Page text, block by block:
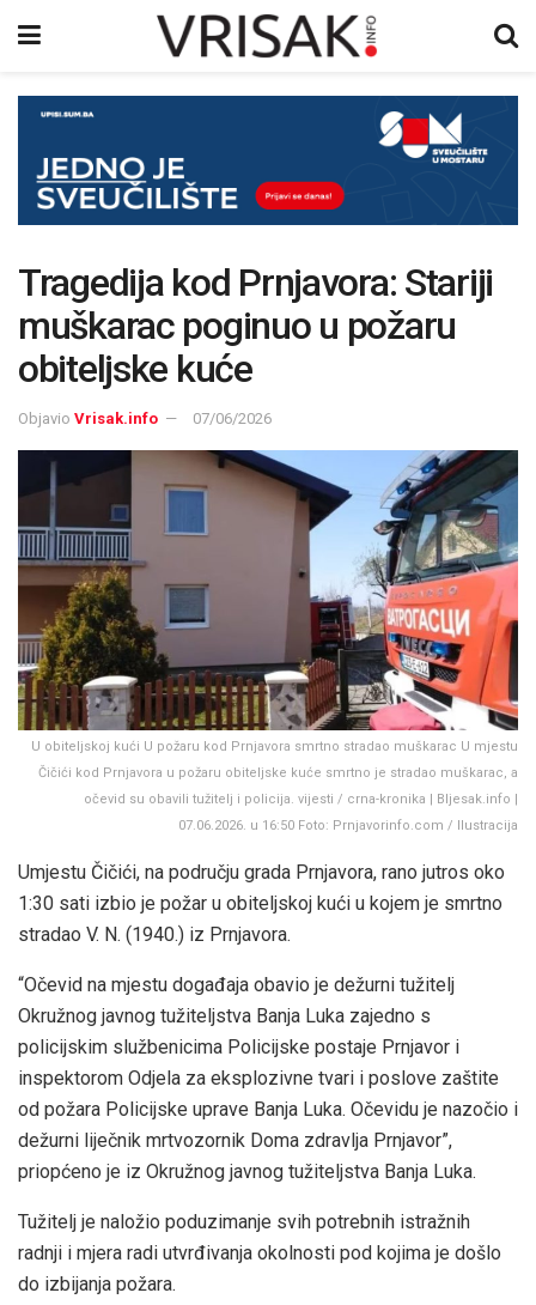
Tragedija kod Prnjavora: Stariji
muškarac poginuo u požaru
obiteljske kuće
Objavio Vrisak.info 07/06/2026
U obiteljskoj kući U požaru kod Prnjavora smrtno stradao muškarac U mjestu
Čičići kod Prnjavora u požaru obiteljske kuće smrtno je stradao muškarac, a
očevid su obavili tužitelj i policija. vijesti / crna-kronika | Bljesak.info |
07.06.2026. u 16:50 Foto: Prnjavorinfo.com / Ilustracija
Umjestu Čičići, na području grada Prnjavora, rano jutros oko
1:30 sati izbio je požar u obiteljskoj kući u kojem je smrtno
stradao V. N. (1940.) iz Prnjavora.
“Očevid na mjestu događaja obavio je dežurni tužitelj
Okružnog javnog tužiteljstva Banja Luka zajedno s
policijskim službenicima Policijske postaje Prnjavor i
inspektorom Odjela za eksplozivne tvari i poslove zaštite
od požara Policijske uprave Banja Luka. Očevidu je nazočio i
dežurni liječnik mrtvozornik Doma zdravlja Prnjavor”,
priopćeno je iz Okružnog javnog tužiteljstva Banja Luka.
Tužitelj je naložio poduzimanje svih potrebnih istražnih
radnji i mjera radi utvrđivanja okolnosti pod kojima je došlo
do izbijanja požara.